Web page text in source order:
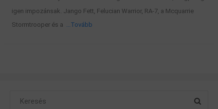
igen impozánsak. Jango Fett, Felucian Warrior, RA-7, a Mcquarrie
Stormtrooper és a ...Tovább